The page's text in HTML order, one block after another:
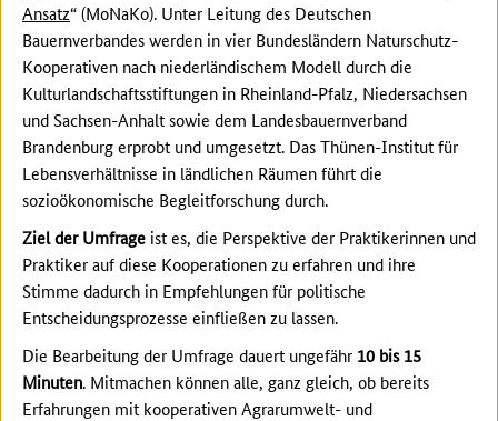
Ansatz“ (MoNaKo). Unter Leitung des Deutschen
Bauernverbandes werden in vier Bundesländern Naturschutz-
Kooperativen nach niederländischem Modell durch die
Kulturlandschaftsstiftungen in Rheinland-Pfalz, Niedersachsen
und Sachsen-Anhalt sowie dem Landesbauernverband
Brandenburg erprobt und umgesetzt. Das Thünen-Institut für
Lebensverhältnisse in ländlichen Räumen führt die
sozioökonomische Begleitforschung durch.
Ziel der Umfrage ist es, die Perspektive der Praktikerinnen und
Praktiker auf diese Kooperationen zu erfahren und ihre
Stimme dadurch in Empfehlungen für politische
Entscheidungsprozesse einfließen zu lassen.
Die Bearbeitung der Umfrage dauert ungefähr 10 bis 15
Minuten. Mitmachen können alle, ganz gleich, ob bereits
Erfahrungen mit kooperativen Agrarumwelt- und